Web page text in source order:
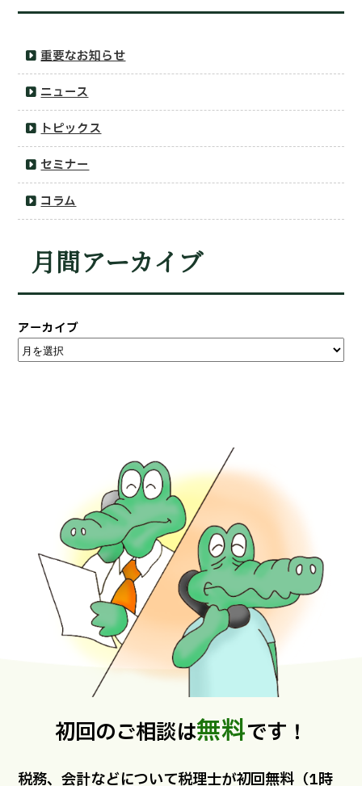
重要なお知らせ
ニュース
トピックス
セミナー
コラム
月間アーカイブ
アーカイブ
初回のご相談は無料です！
税務、会計などについて税理士が初回無料（1時